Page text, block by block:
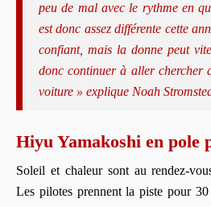
peu de mal avec le rythme en
est donc assez différente cette
confiant, mais la donne peut
donc continuer à aller chercher
voiture » explique Noah
Hiyu Yamakoshi en pole
Soleil et chaleur sont au rendez-
Les pilotes prennent la piste pour